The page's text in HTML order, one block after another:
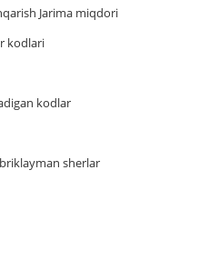
Jаrimа miqdori
kodlari
kodlar
sherlar